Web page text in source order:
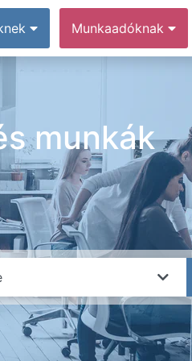
Munkaadóknak
munkák